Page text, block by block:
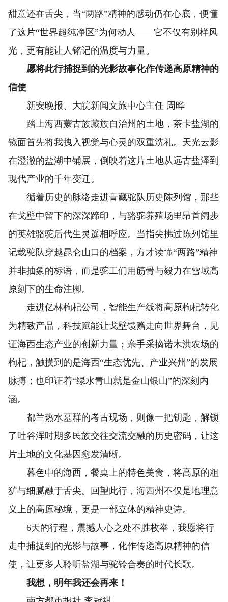
甜意还在舌尖，当“两路”精神的感动仍在心底，便懂
了这片“世界超纯净区”为何动人——它不仅有别样风
光，更有能让人铭记的温度与力量。
愿将此行捕捉到的光影故事化作传递高原精神的
信使
新安晚报、大皖新闻文旅中心主任 周晔
踏上海西蒙古族藏族自治州的土地，茶卡盐湖的
镜面首先将我拽入视觉与心灵的双重洗礼。天光云影
在澄澈的盐湖中铺展，倒映着这片土地从远古盐泽到
现代产业的千年变迁。
循着历史的脉络走进青藏驼队历史陈列馆，那些
在戈壁中留下的深深蹄印，与骆驼养殖场里昂首阔步
的英雄骆驼后代生灵遥相呼应。当指尖拂过陈列馆里
记载驼队穿越昆仑山口的档案，方才读懂“两路”精神
并非抽象的标语，而是驼工们用筋骨与毅力在雪域高
原刻下的生命注脚。
走进亿林枸杞公司，智能生产线将高原枸杞转化
为精致产品，科技赋能让戈壁馈赠走向世界舞台，见
证海西生态产业的创新力量；亲手采摘诺木洪农场的
枸杞，触摸到的是海西“生态优先、产业兴州”的发展
脉搏；也印证着“绿水青山就是金山银山”的深刻内
涵。
都兰热水墓群的考古现场，则像一把钥匙，解锁
了吐谷浑时期多民族交往交流交融的历史密码，让这
片土地的文化基因愈发清晰。
暮色中的海西，餐桌上的特色美食，将高原的粗
犷与细腻融于舌尖。回望此行，海西州不仅是地理意
义上的高原秘境，更是一部立体的精神史诗。
6天的行程，震撼人心之处不胜枚举，我愿将行
走中捕捉到的光影与故事，化作传递高原精神的信
使，让更多人聆听盐湖与驼铃合奏的时代长歌。
我想，明年我还会再来！